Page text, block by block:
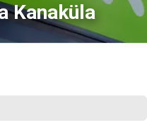
Kanaküla